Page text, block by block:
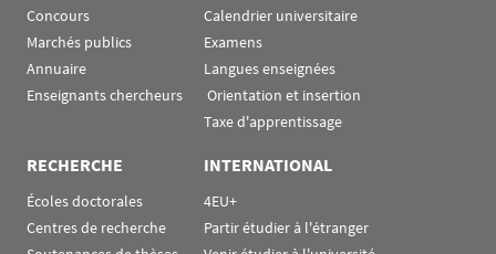
Concours
Marchés publics
Annuaire
Enseignants chercheurs
Calendrier universitaire
Examens
Langues enseignées
Orientation et insertion
Taxe d'apprentissage
RECHERCHE
Écoles doctorales
Centres de recherche
INTERNATIONAL
4EU+
Partir étudier à l'étranger